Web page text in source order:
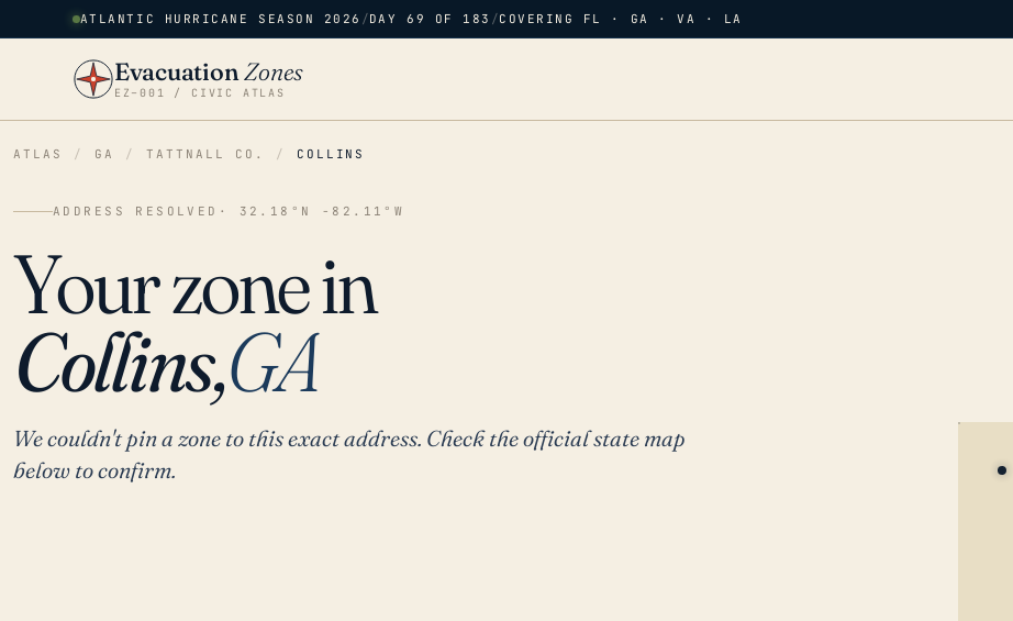
ATLANTIC HURRICANE SEASON 2026 /DAY 69 OF 183 /COVERING FL · GA · VA · LA
EvacuationZones
EZ–001 / CIVIC ATLAS
ATLAS / GA / TATTNALL CO. / COLLINS
ADDRESS RESOLVED · 32.18°N -82.11°W
Your zone in
Collins,GA
We couldn't pin a zone to this exact address. Check the official state map
below to confirm.